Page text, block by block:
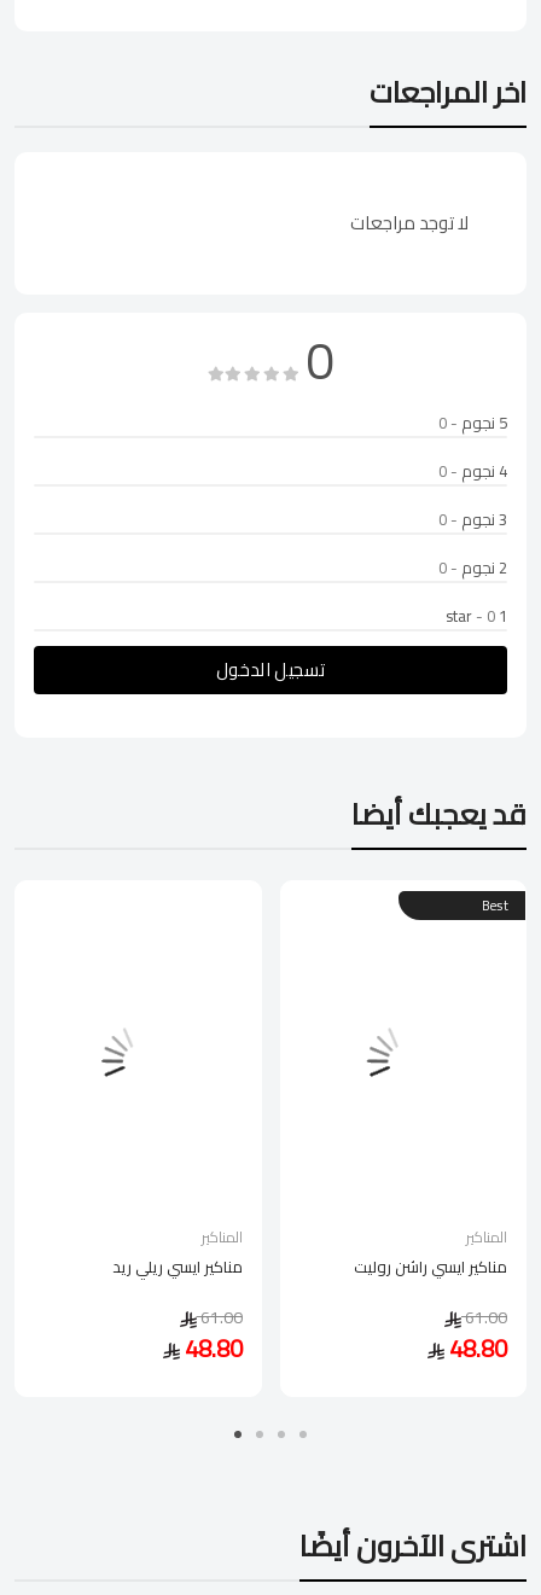
اخر المراجعات
لا توجد مراجعات
0
5 نجوم
- 0
4 نجوم
- 0
3 نجوم
- 0
2 نجوم
- 0
1 star
- 0
تسجيل الدخول
قد يعجبك أيضا
المناكير
مناكير ايسي ريلي ريد
61.00
48.80
Best
المناكير
مناكير ايسي راشن روليت
61.00
48.80
اشترى الآخرون أيضًا